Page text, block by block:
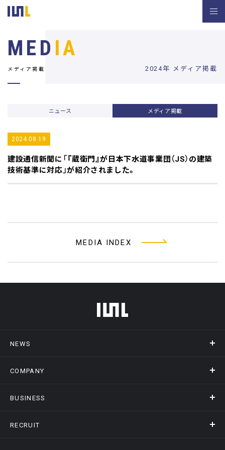
2024年 メディア掲載
MED IA
メディア掲載
ニュース メディア掲載
2024.08.19
建設通信新聞に「『蔵衛門』が日本下水道事業団（JS）の建築
技術基準に対応」が紹介されました。
MEDIA INDEX
フッターメニュー
NEWS
ニュース
COMPANY
会社概要
BUSINESS
事業情報トップ
RECRUIT